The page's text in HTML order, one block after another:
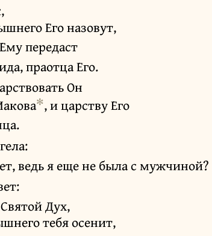
Его назовут,
передаст
праотца Его.
Он
✻, и царству Его
ведь я еще не была с мужчиной?
Дух,
тебя осенит,